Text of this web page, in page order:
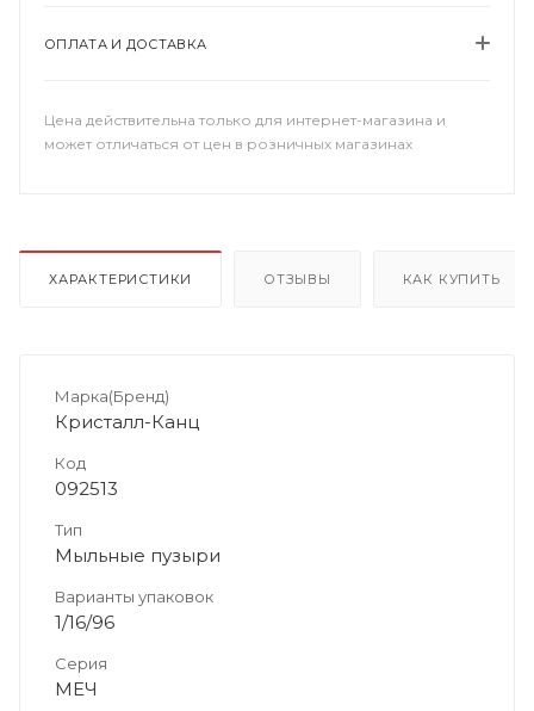
ОПЛАТА И ДОСТАВКА
Цена действительна только для интернет-магазина и
может отличаться от цен в розничных магазинах
ХАРАКТЕРИСТИКИ ОТЗЫВЫ КАК КУПИТЬ
Марка(Бренд)
Кристалл-Канц
Код
092513
Тип
Мыльные пузыри
Варианты упаковок
1/16/96
Серия
МЕЧ